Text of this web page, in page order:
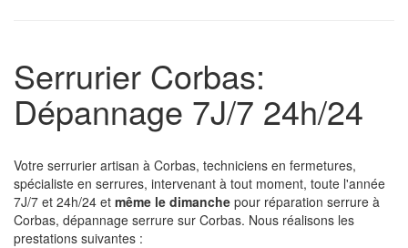
Serrurier Corbas:
Dépannage 7J/7 24h/24
Votre serrurier artisan à Corbas, techniciens en fermetures,
spécialiste en serrures, intervenant à tout moment, toute l'année
7J/7 et 24h/24 et même le dimanche pour réparation serrure à
Corbas, dépannage serrure sur Corbas. Nous réalisons les
prestations suivantes :